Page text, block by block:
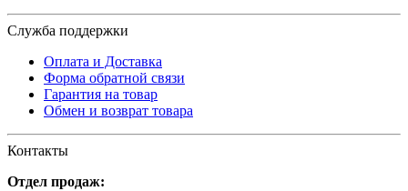
Служба поддержки
Оплата и Доставка
Форма обратной связи
Гарантия на товар
Обмен и возврат товара
Контакты
Отдел продаж: